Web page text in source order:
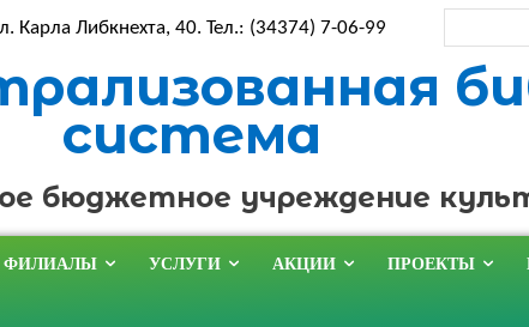
Карла Либкнехта, 40. Тел.: (34374) 7-06-99
система
бюджетное учреждение
ФИЛИАЛЫ УСЛУГИ АКЦИИ ПРОЕКТЫ